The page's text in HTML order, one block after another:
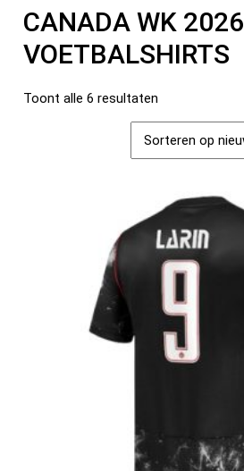
CANADA WK 2026
VOETBALSHIRTS
Toont alle 6 resultaten